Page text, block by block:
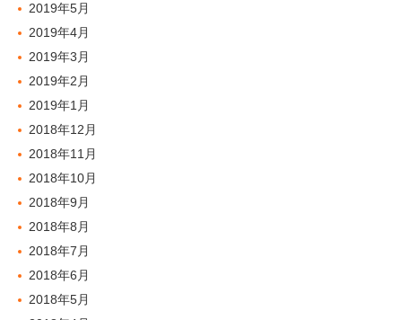
2019年5月
2019年4月
2019年3月
2019年2月
2019年1月
2018年12月
2018年11月
2018年10月
2018年9月
2018年8月
2018年7月
2018年6月
2018年5月